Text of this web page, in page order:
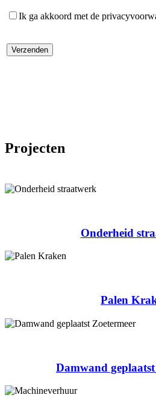
Ik ga akkoord met de
Projecten
Onderheid
Palen
Damwand